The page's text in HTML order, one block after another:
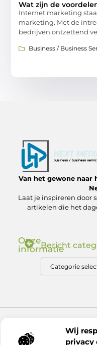
Wij
privacy
Wat zijn de
Internet marketing
marketing. Met de
bedrijven ontzettend
Business / Business
Van het gewone naar
Laat je inspireren door
artikelen die het
Onze
informatie
Bericht
@2025